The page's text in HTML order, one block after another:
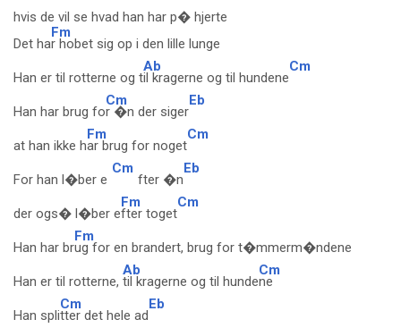
hvis de vil se hvad han har p� hjerte
Det ha
Fm
r hobet sig op i den lille lunge
Han er til rotterne og t
Ab
il kragerne og til hundene
Cm
Han har brug fo
Cm
r �n der siger
Eb
at han ikke h
Fm
ar brug for noget
Cm
For han l�ber e
Cm
fter �n
Eb
der ogs� l�ber e
Fm
fter toget
Cm
Han har br
Fm
ug for en brandert, brug for t�mmerm�ndene
Han er til rotterne,
Ab
til kragerne og til hunde
Cm
ne
Han spli
Cm
tter det hele ad
Eb